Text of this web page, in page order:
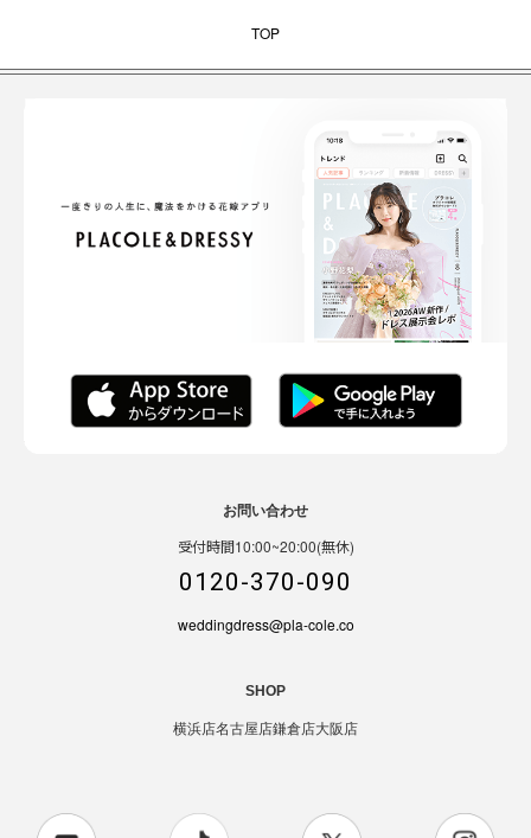
TOP
お問い合わせ
受付時間10:00~20:00(無休)
0120-370-090
weddingdress@pla-cole.co
SHOP
横浜店名古屋店鎌倉店大阪店